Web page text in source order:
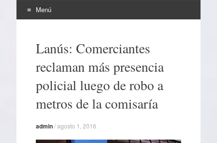
Menú
contenidoLanús: Comerciantes
reclaman más presencia
policial luego de robo a
metros de la comisaría
admin/agosto 1, 2016